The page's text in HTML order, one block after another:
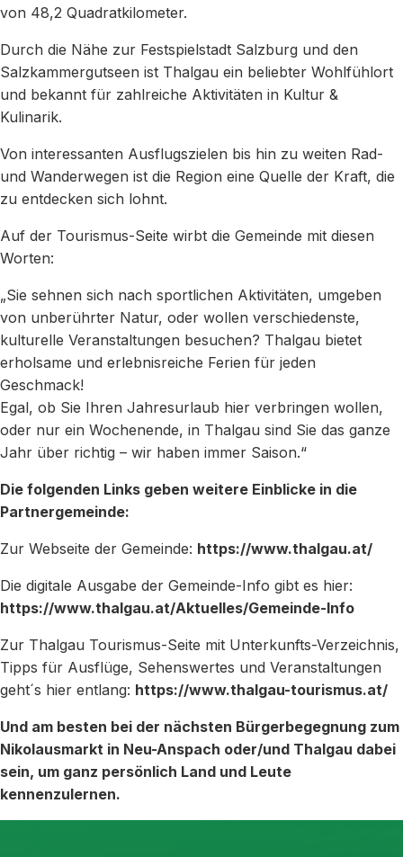
von 48,2 Quadratkilometer.
Durch die Nähe zur Festspielstadt Salzburg und den
Salzkammergutseen ist Thalgau ein beliebter Wohlfühlort
und bekannt für zahlreiche Aktivitäten in Kultur &
Kulinarik.
Von interessanten Ausflugszielen bis hin zu weiten Rad-
und Wanderwegen ist die Region eine Quelle der Kraft, die
zu entdecken sich lohnt.
Auf der Tourismus-Seite wirbt die Gemeinde mit diesen
Worten:
„Sie sehnen sich nach sportlichen Aktivitäten, umgeben
von unberührter Natur, oder wollen verschiedenste,
kulturelle Veranstaltungen besuchen? Thalgau bietet
erholsame und erlebnisreiche Ferien für jeden
Geschmack!
Egal, ob Sie Ihren Jahresurlaub hier verbringen wollen,
oder nur ein Wochenende, in Thalgau sind Sie das ganze
Jahr über richtig – wir haben immer Saison.“
Die folgenden Links geben weitere Einblicke in die
Partnergemeinde:
Zur Webseite der Gemeinde: https://www.thalgau.at/
Die digitale Ausgabe der Gemeinde-Info gibt es hier:
https://www.thalgau.at/Aktuelles/Gemeinde-Info
Zur Thalgau Tourismus-Seite mit Unterkunfts-Verzeichnis,
Tipps für Ausflüge, Sehenswertes und Veranstaltungen
geht´s hier entlang: https://www.thalgau-tourismus.at/
Und am besten bei der nächsten Bürgerbegegnung zum
Nikolausmarkt in Neu-Anspach oder/und Thalgau dabei
sein, um ganz persönlich Land und Leute
kennenzulernen.